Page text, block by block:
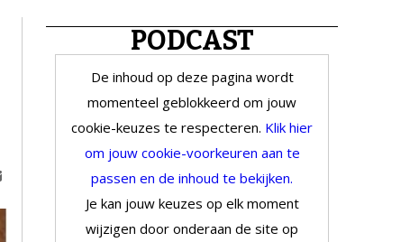
PODCAST
De inhoud op deze pagina wordt
momenteel geblokkeerd om jouw
cookie-keuzes te respecteren. Klik hier
om jouw cookie-voorkeuren aan te
passen en de inhoud te bekijken.
Je kan jouw keuzes op elk moment
wijzigen door onderaan de site op